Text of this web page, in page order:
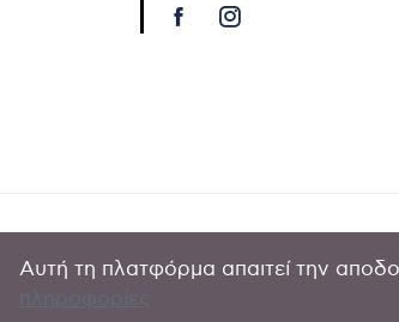
Αυτή τη πλατφόρμα απαιτεί την